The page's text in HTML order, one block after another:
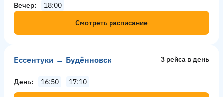
Вечер
18:00
Смотреть расписание
Ессентуки → Будённовск 3 рейсa в день
День 16:50 17:10